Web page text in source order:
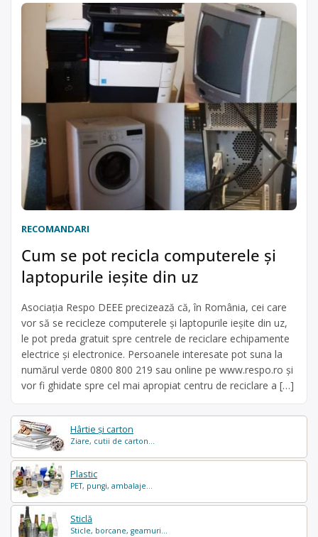
Hârtie și carton
Ziare, cutii de carton...
Plastic
PET, pungi, ambalaje...
Sticlă
Sticle, borcane, geamuri...
RECOMANDARI
Cum se pot recicla computerele şi
laptopurile ieşite din uz
Asociaţia Respo DEEE precizează că, în România, cei care
vor să se recicleze computerele şi laptopurile ieşite din uz,
le pot preda gratuit spre centrele de reciclare echipamente
electrice şi electronice. Persoanele interesate pot suna la
numărul verde 0800 800 219 sau online pe www.respo.ro şi
vor fi ghidate spre cel mai apropiat centru de reciclare a […]